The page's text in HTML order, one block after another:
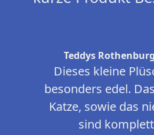
Teddys Rothenburg
Dieses kleine
besonders edel.
Katze, sowie das
sind